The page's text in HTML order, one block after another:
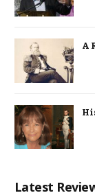
A
Latest